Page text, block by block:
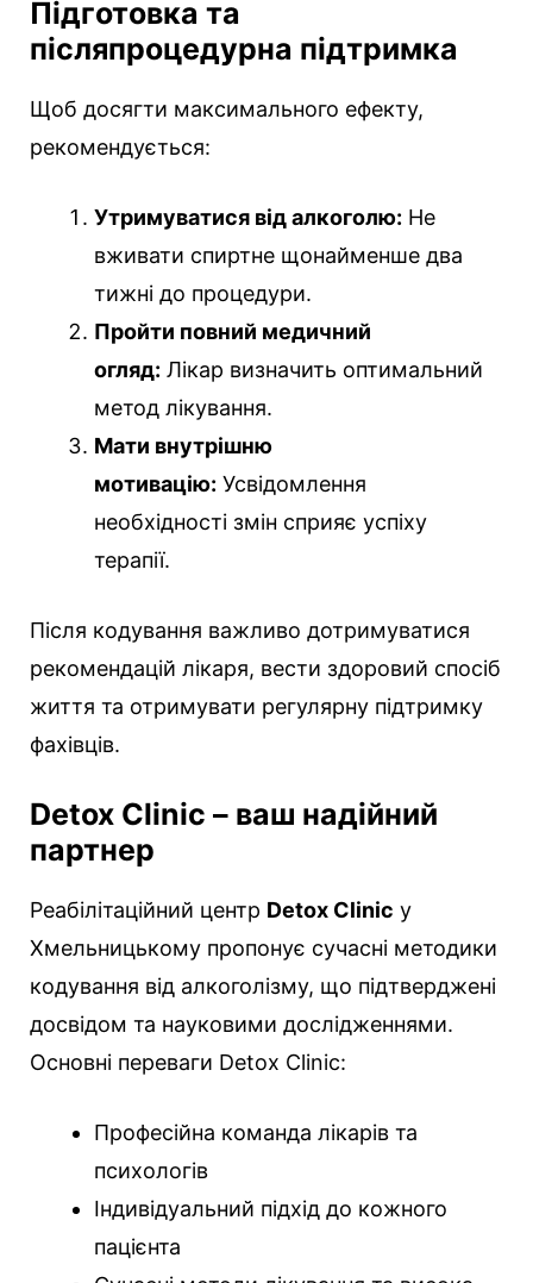
Підготовка та
післяпроцедурна підтримка
Щоб досягти максимального ефекту,
рекомендується:
Утримуватися від алкоголю: Не
вживати спиртне щонайменше два
тижні до процедури.
Пройти повний медичний
огляд: Лікар визначить оптимальний
метод лікування.
Мати внутрішню
мотивацію: Усвідомлення
необхідності змін сприяє успіху
терапії.
Після кодування важливо дотримуватися
рекомендацій лікаря, вести здоровий спосіб
життя та отримувати регулярну підтримку
фахівців.
Detox Clinic – ваш надійний
партнер
Реабілітаційний центр Detox Clinic у
Хмельницькому пропонує сучасні методики
кодування від алкоголізму, що підтверджені
досвідом та науковими дослідженнями.
Основні переваги Detox Clinic:
Професійна команда лікарів та
психологів
Індивідуальний підхід до кожного
пацієнта